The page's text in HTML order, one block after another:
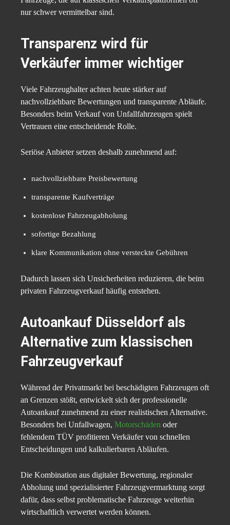
nur schwer vermittelbar sind.
Transparenz wird für
Verkäufer immer wichtiger
Viele Fahrzeughalter achten heute stärker auf
nachvollziehbare Bewertungen und transparente Abläufe.
Besonders beim Verkauf von Unfallfahrzeugen spielt
Vertrauen eine entscheidende Rolle.
Seriöse Anbieter setzen deshalb zunehmend auf:
nachvollziehbare Preisbewertung
transparente Kaufverträge
kostenlose Fahrzeugabholung
sofortige Bezahlung
klare Kommunikation ohne versteckte Gebühren
Dadurch lassen sich Unsicherheiten reduzieren, die beim
privaten Fahrzeugverkauf häufig entstehen.
Autoankauf Düsseldorf als
Alternative zum klassischen
Fahrzeugverkauf
Während der Privatmarkt bei beschädigten Fahrzeugen oft
an Grenzen stößt, entwickelt sich der professionelle
Autoankauf zunehmend zu einer realistischen Alternative.
Besonders bei Unfallwagen, Motorschäden oder
fehlendem TÜV profitieren Verkäufer von schnellen
Entscheidungen und kalkulierbaren Abläufen.
Die Kombination aus digitaler Bewertung, regionaler
Abholung und spezialisierter Fahrzeugvermarktung sorgt
dafür, dass selbst problematische Fahrzeuge weiterhin
wirtschaftlich verwertet werden können.